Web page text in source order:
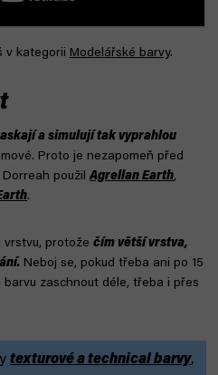
v kategorii Modelářské barvy.
a simulují tak vyprahlou
Proto je nezapomeň před
Dorreah použilAgrellan Earth,
.
vrstvu, protože čím větší vrstva,
Neboj se, pokud třeba ani po 15
zaschnout déle, třeba i přes
texturové a technical barvy,